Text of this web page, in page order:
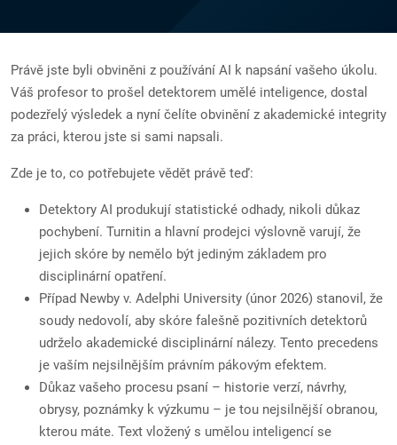
Právě jste byli obviněni z používání AI k napsání vašeho úkolu.
Váš profesor to prošel detektorem umělé inteligence, dostal
podezřelý výsledek a nyní čelíte obvinění z akademické integrity
za práci, kterou jste si sami napsali.
Zde je to, co potřebujete vědět právě teď:
Detektory AI produkují statistické odhady, nikoli důkaz
pochybení. Turnitin a hlavní prodejci výslovně varují, že
jejich skóre by nemělo být jediným základem pro
disciplinární opatření.
Případ Newby v. Adelphi University (únor 2026) stanovil, že
soudy nedovolí, aby skóre falešně pozitivních detektorů
udrželo akademické disciplinární nálezy. Tento precedens
je vaším nejsilnějším právním pákovým efektem.
Důkaz vašeho procesu psaní – historie verzí, návrhy,
obrysy, poznámky k výzkumu – je tou nejsilnější obranou,
kterou máte. Text vložený s umělou inteligencí se